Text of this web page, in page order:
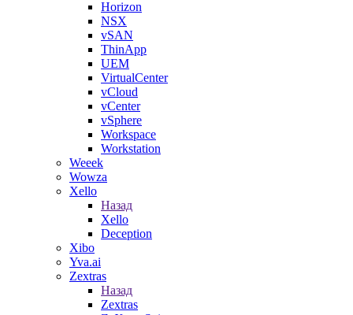
Horizon
NSX
vSAN
ThinApp
UEM
VirtualCenter
vCloud
vCenter
vSphere
Workspace
Workstation
Weeek
Wowza
Xello
Назад
Xello
Deception
Xibo
Yva.ai
Zextras
Назад
Zextras